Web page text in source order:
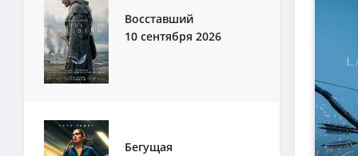
Восставший
10 сентября 2026
Бегущая